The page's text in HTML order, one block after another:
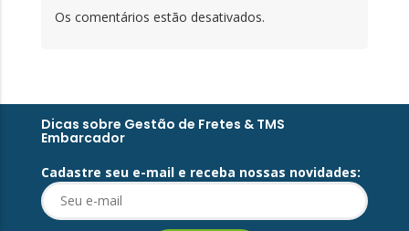
Os comentários estão desativados.
Dicas sobre Gestão de Fretes & TMS
Embarcador
Cadastre seu e-mail e receba nossas novidades: